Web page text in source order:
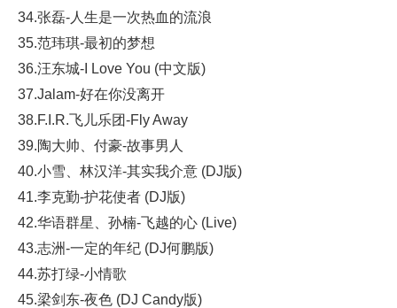
34.张磊-人生是一次热血的流浪
35.范玮琪-最初的梦想
36.汪东城-I Love You (中文版)
37.Jalam-好在你没离开
38.F.I.R.飞儿乐团-Fly Away
39.陶大帅、付豪-故事男人
40.小雪、林汉洋-其实我介意 (DJ版)
41.李克勤-护花使者 (DJ版)
42.华语群星、孙楠-飞越的心 (Live)
43.志洲-一定的年纪 (DJ何鹏版)
44.苏打绿-小情歌
45.梁剑东-夜色 (DJ Candy版)